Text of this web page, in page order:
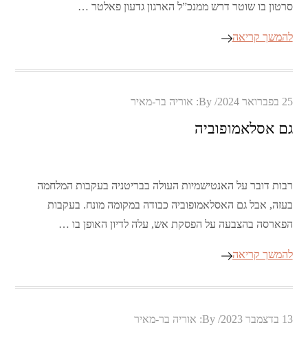
סרטון בו שוטר דרש ממנכ”ל הארגון גדעון פאלטר …
להמשך קריאה
Posted
25 בפברואר 2024 By: אוריה בר-מאיר
גם אסלאמופוביה
רבות דובר על האנטישמיות העולה בבריטניה בעקבות המלחמה
בעזה, אבל גם האסלאמופוביה כבודה במקומה מונח. בעקבות
הפארסה בהצבעה על הפסקת אש, עלה לדיון האופן בו …
להמשך קריאה
Posted
13 בדצמבר 2023 By: אוריה בר-מאיר